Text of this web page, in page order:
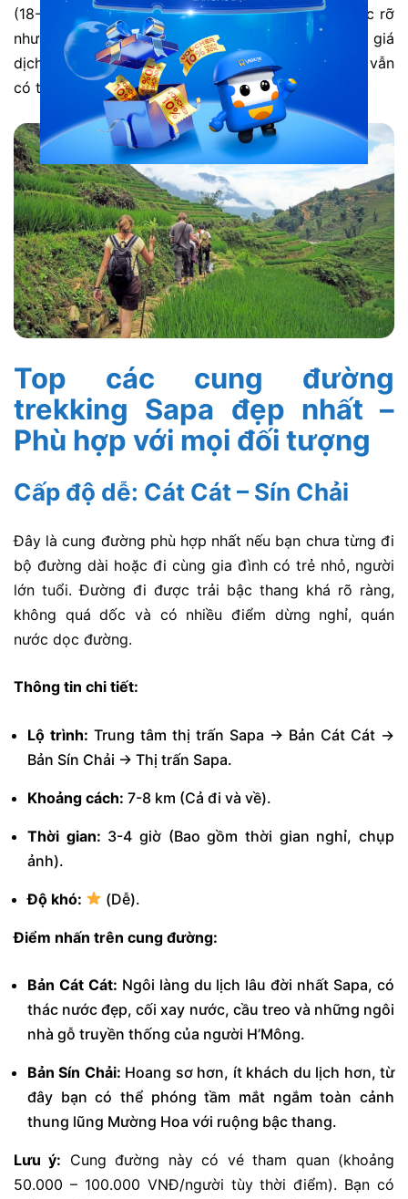
(18-22°C), hoa đỗ quyên vẫn còn nhưng không rực rỡ
như tháng 3. Điểm cộng lớn nhất là vắng khách, giá
dịch vụ rẻ hơn 15-25% so với mùa lúa chín, và bạn vẫn
có trải nghiệm trekking trọn vẹn.
Top các cung đường
trekking Sapa đẹp nhất –
Phù hợp với mọi đối tượng
Cấp độ dễ: Cát Cát – Sín Chải
Đây là cung đường phù hợp nhất nếu bạn chưa từng đi
bộ đường dài hoặc đi cùng gia đình có trẻ nhỏ, người
lớn tuổi. Đường đi được trải bậc thang khá rõ ràng,
không quá dốc và có nhiều điểm dừng nghỉ, quán
nước dọc đường.
Thông tin chi tiết:
Lộ trình: Trung tâm thị trấn Sapa → Bản Cát Cát →
Bản Sín Chải → Thị trấn Sapa.
Khoảng cách: 7-8 km (Cả đi và về).
Thời gian: 3-4 giờ (Bao gồm thời gian nghỉ, chụp
ảnh).
Độ khó: (Dễ).
Điểm nhấn trên cung đường:
Bản Cát Cát: Ngôi làng du lịch lâu đời nhất Sapa, có
thác nước đẹp, cối xay nước, cầu treo và những ngôi
nhà gỗ truyền thống của người H’Mông.
Bản Sín Chải: Hoang sơ hơn, ít khách du lịch hơn, từ
đây bạn có thể phóng tầm mắt ngắm toàn cảnh
thung lũng Mường Hoa với ruộng bậc thang.
Lưu ý: Cung đường này có vé tham quan (khoảng
50.000 – 100.000 VNĐ/người tùy thời điểm). Bạn có